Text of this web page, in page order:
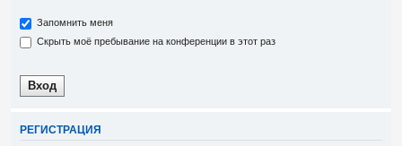
Запомнить меня
Скрыть моё пребывание на конференции в этот раз
РЕГИСТРАЦИЯ